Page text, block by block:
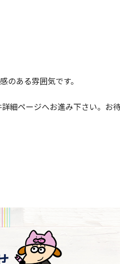
のある雰囲気です。
細ページへお進み下さい。お待